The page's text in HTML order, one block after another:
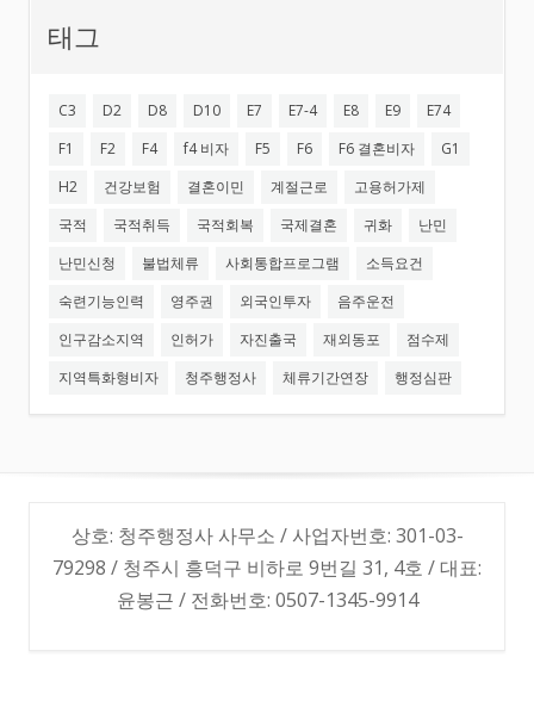
태그
C3 D2 D8 D10 E7 E7-4 E8 E9
E74
F1
F2 F4 f4 비자 F5 F6 F6 결혼비자
G1
H2
건강보험 결혼이민 계절근로
고용허가제
국적
국적취득 국적회복 국제결혼 귀화
난민
난민신청
불법체류 사회통합프로그램
소득요건
숙련기능인력
영주권 외국인투자
음주운전
인구감소지역
인허가 자진출국 재외동포
점수제
지역특화형비자
청주행정사 체류기간연장 행정심판
상호: 청주행정사 사무소 / 사업자번호: 301-03-
79298 / 청주시 흥덕구 비하로 9번길 31, 4호 / 대표:
윤봉근 / 전화번호: 0507-1345-9914